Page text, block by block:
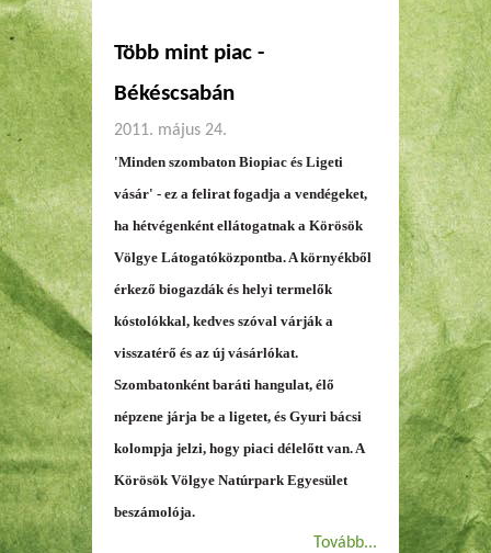
Több mint piac -
Békéscsabán
2011. május 24.
'Minden szombaton Biopiac és Ligeti
vásár' - ez a felirat fogadja a vendégeket,
ha hétvégenként ellátogatnak a Körösök
Völgye Látogatóközpontba. A környékből
érkező biogazdák és helyi termelők
kóstolókkal, kedves szóval várják a
visszatérő és az új vásárlókat.
Szombatonként baráti hangulat, élő
népzene járja be a ligetet, és Gyuri bácsi
kolompja jelzi, hogy piaci délelőtt van. A
Körösök Völgye Natúrpark Egyesület
beszámolója.
Tovább...